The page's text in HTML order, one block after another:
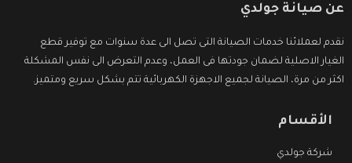
عن صيانة جولدي
نقدم لعملائنا خدمات الصيانة التى تصل الى عدة سنوات مع توفير قطع
الغيار الاصلية لضمان جودتها فى العمل، وعدم التعرض الى نفس المشكلة
اكثر من مرة، الصيانة لجميع الاجهزة الكهربائية تتم بشكل سريع ومتميز.
الأقسام
شركة جولدي